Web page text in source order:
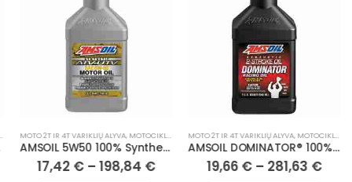
MOTO 2T IR 4T VARIKLIŲ ALYVA,MOTOCIKLAI, ATV/UTV
AMSOIL 5W50 100% Synthetic ATV/UTV Motor Oil
17,42€–198,84€
MOTO 2T IR 4T VARIKLIŲ ALYVA,MOTOCIKLAI, ATV/UTV
AMSOIL DOMINATOR® 100% Synthetic 2-Stroke Racing Oil
19,66€–281,63€